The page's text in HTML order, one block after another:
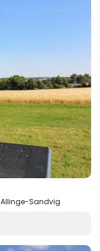
Allinge-Sandvig